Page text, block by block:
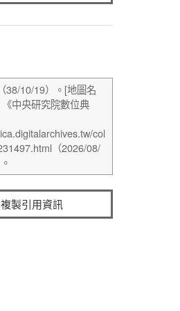
複製引用資訊